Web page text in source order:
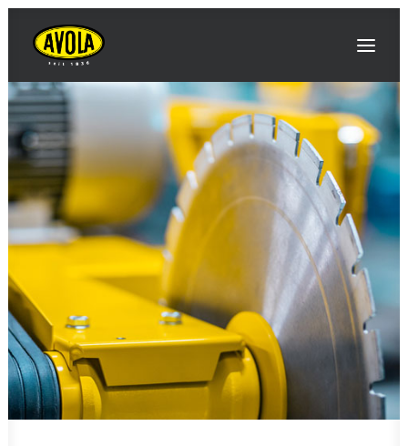
RICERCA